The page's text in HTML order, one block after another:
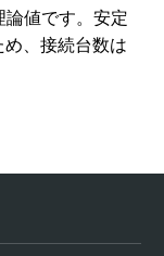
値です。安定
、接続台数は